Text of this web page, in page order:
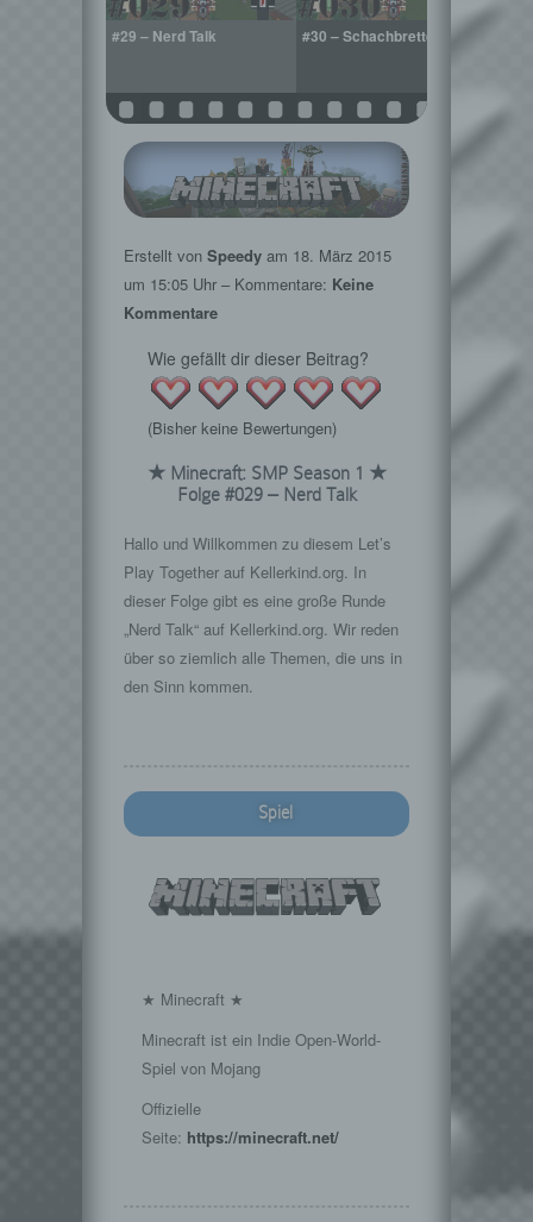
#29 – Nerd Talk #30 – Schachbretter
Erstellt von Speedy am 18. März 2015
um 15:05 Uhr – Kommentare: Keine
Kommentare
Wie gefällt dir dieser Beitrag?
(Bisher keine Bewertungen)
★ Minecraft: SMP Season 1 ★
Folge #029 – Nerd Talk
Hallo und Willkommen zu diesem Let’s
Play Together auf Kellerkind.org. In
dieser Folge gibt es eine große Runde
„Nerd Talk“ auf Kellerkind.org. Wir reden
über so ziemlich alle Themen, die uns in
den Sinn kommen.
Spiel
★ Minecraft ★
Minecraft ist ein Indie Open-World-
Spiel von Mojang
Offizielle
Seite: https://minecraft.net/